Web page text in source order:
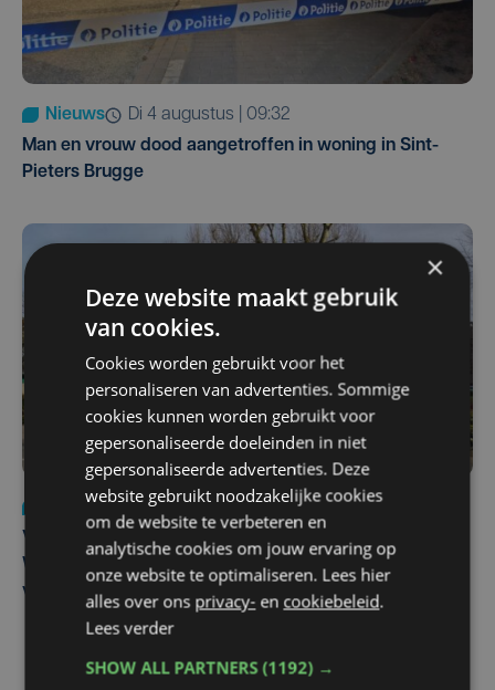
Nieuws
di 4 augustus | 09:32
Man en vrouw dood aangetroffen in woning in Sint-
Pieters Brugge
Nieuws
wo 5 augustus | 11:57
Vier Oostendse gynaecologen versterken dienst in AZ
West, dat ook een nieuwe voltijdse gynaecoloog
verwelkomt
×
Deze website maakt gebruik
van cookies.
Cookies worden gebruikt voor het
personaliseren van advertenties. Sommige
cookies kunnen worden gebruikt voor
gepersonaliseerde doeleinden in niet
gepersonaliseerde advertenties. Deze
website gebruikt noodzakelijke cookies
om de website te verbeteren en
analytische cookies om jouw ervaring op
onze website te optimaliseren. Lees hier
alles over ons privacy- en cookiebeleid.
Lees verder
SHOW ALL PARTNERS(1192) →